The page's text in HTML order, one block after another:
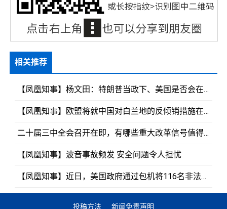
相关推荐
【凤凰知事】杨文田：特朗普当政下、美国是否会在经济上与中国脱钩、在政治上与中国进入冷战？
【凤凰知事】欧盟将就中国对白兰地的反倾销措施在世贸组织提起“强烈申诉”？
二十届三中全会召开在即，有哪些重大改革信号值得关注？
【凤凰知事】波音事故频发 安全问题令人担忧
【凤凰知事】近日，美国政府通过包机将116名非法入境的中国公民遣返回国。
投稿方法 新闻免责声明